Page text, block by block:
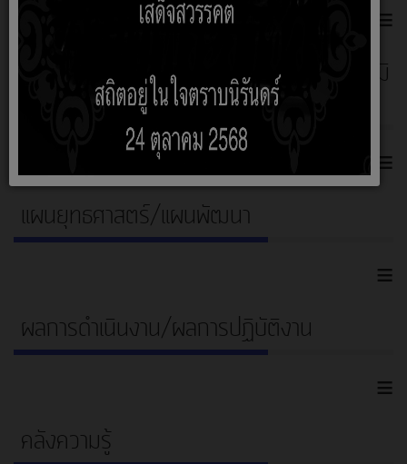
≡
ศูนย์รับเรื่องร้องเรียนการทุจริตและประพฤติมิ
≡
แผนยุทธศาสตร์/แผนพัฒนา
≡
ผลการดำเนินงาน/ผลการปฏิบัติงาน
≡
คลังความรู้